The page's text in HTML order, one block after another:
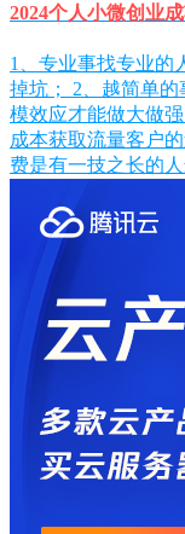
2024个人小微创业
1、专业事找专业的
掉坑； 2、越简单
模效应才能做大做
成本获取流量客户
费是有一技之长的